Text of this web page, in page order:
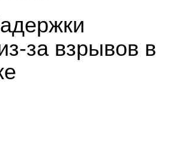
за взрывов в